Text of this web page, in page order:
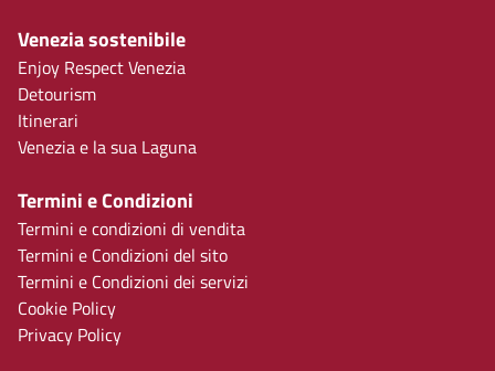
Venezia sostenibile
Enjoy Respect Venezia
Detourism
Itinerari
Venezia e la sua Laguna
Termini e Condizioni
Termini e condizioni di vendita
Termini e Condizioni del sito
Termini e Condizioni dei servizi
Cookie Policy
Privacy Policy